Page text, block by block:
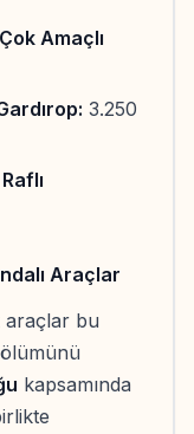
Amaçlı
3.250
Araçlar
araçlar bu
kapsamında